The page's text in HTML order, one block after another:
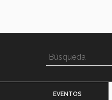
EVENTOS